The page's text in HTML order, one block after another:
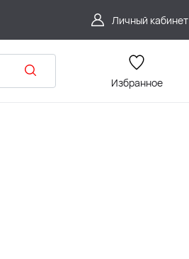
Личный кабинет
Избранное